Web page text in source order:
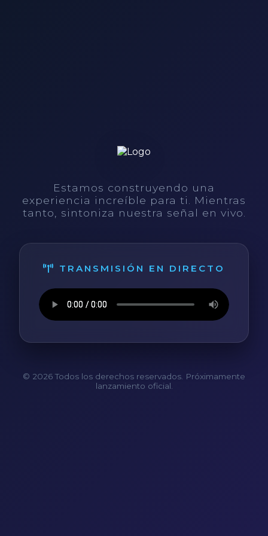
Estamos construyendo una
experiencia increíble para ti. Mientras
tanto, sintoniza nuestra señal en vivo.
TRANSMISIÓN EN DIRECTO
© 2026 Todos los derechos reservados. Próximamente
lanzamiento oficial.